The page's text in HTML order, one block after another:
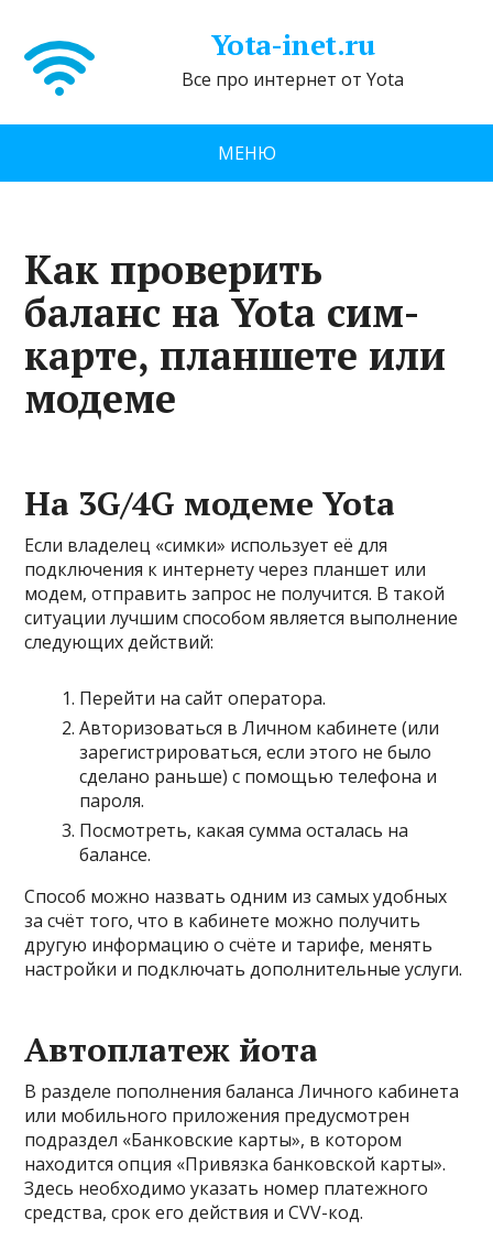
Yota-inet.ru
Все про интернет от Yota
МЕНЮ
Как проверить
баланс на Yota сим-
карте, планшете или
модеме
На 3G/4G модеме Yota
Если владелец «симки» использует её для
подключения к интернету через планшет или
модем, отправить запрос не получится. В такой
ситуации лучшим способом является выполнение
следующих действий:
Перейти насайт оператора.
Авторизоваться в Личном кабинете (или
зарегистрироваться, если этого не было
сделано раньше) с помощью телефона и
пароля.
Посмотреть, какая сумма осталась на
балансе.
Способ можно назвать одним из самых удобных
за счёт того, что в кабинете можно получить
другую информацию о счёте и тарифе, менять
настройки и подключать дополнительные услуги.
Автоплатеж йота
В разделе пополнения баланса Личного кабинета
или мобильного приложения предусмотрен
подраздел «Банковские карты», в котором
находится опция «Привязка банковской карты».
Здесь необходимо указать номер платежного
средства, срок его действия и CVV-код.